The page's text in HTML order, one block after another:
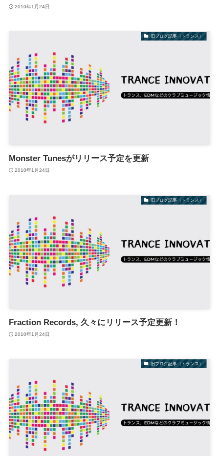
2010年1月24日
旧ブログ記事（トランス）
Monster Tunesがリリース予定を更新
2010年1月24日
旧ブログ記事（トランス）
Fraction Records, 久々にリリース予定更新！
2010年1月24日
旧ブログ記事（トランス）